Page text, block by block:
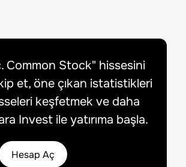
Common Stock" hissesini
et, öne çıkan istatistikleri
keşfetmek ve daha
Invest ile yatırıma başla.
Hesap Aç